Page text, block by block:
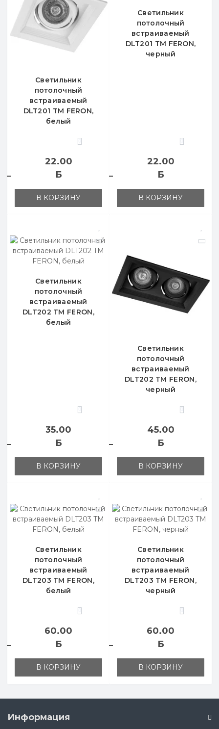
Светильник
потолочный
встраиваемый
DLT201 TM FERON,
белый
0
22.00
Б
В КОРЗИНУ
Светильник
потолочный
встраиваемый
DLT201 TM FERON,
черный
0
22.00
Б
В КОРЗИНУ
Светильник
потолочный
встраиваемый
DLT202 TM FERON,
белый
0
35.00
Б
В КОРЗИНУ
Светильник
потолочный
встраиваемый
DLT202 TM FERON,
черный
0
45.00
Б
В КОРЗИНУ
Светильник
потолочный
встраиваемый
DLT203 TM FERON,
белый
0
60.00
Б
В КОРЗИНУ
Светильник
потолочный
встраиваемый
DLT203 TM FERON,
черный
0
60.00
Б
В КОРЗИНУ
Информация